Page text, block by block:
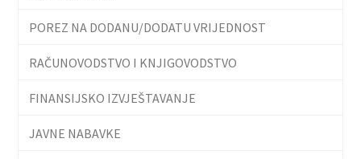
POREZ NA DODANU/DODATU VRIJEDNOST
RAČUNOVODSTVO I KNJIGOVODSTVO
FINANSIJSKO IZVJEŠTAVANJE
JAVNE NABAVKE